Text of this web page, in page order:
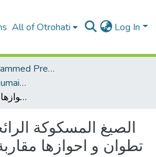
All of Otrohati Log In
Université Mohammed Premier - Oujda
CEDoc en Sciences Humaines, Sciences Sociales et Sciences de l’Education
الصيغ المسكوكة الرائجة لاستعمال في تطوان و احوازها مقاربة تركيبية معجمية
الصيغ المسكوكة
تطوان و احوازها